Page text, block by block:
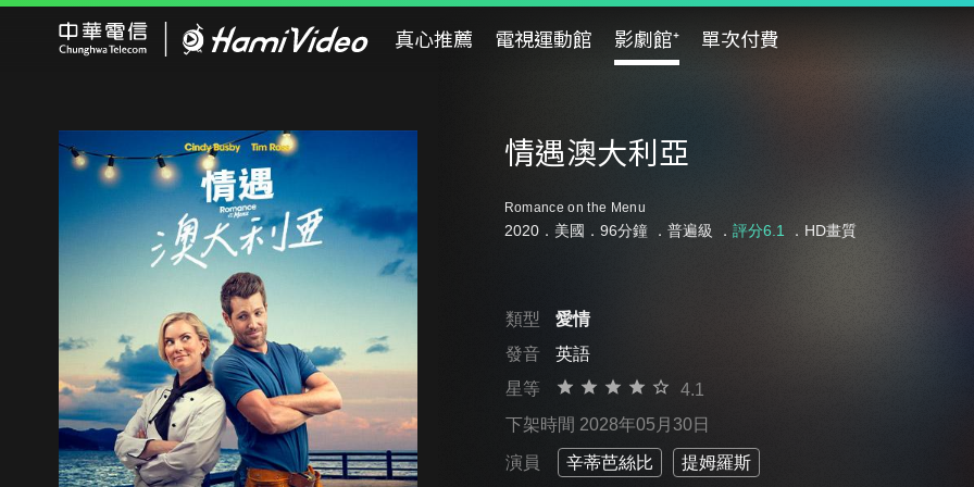
真心推薦 電視運動館 影劇館⁺ 單次付費
情遇澳大利亞
Romance on the Menu
2020．美國．96分鐘 ． 普遍級 ． 評分6.1 ．HD畫質
類型
愛情
發音
英語
星等
4.1
下架時間 2028年05月30日
演員 辛蒂芭絲比 提姆羅斯